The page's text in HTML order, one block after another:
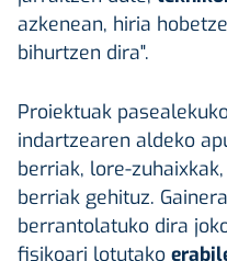
azkenean, hiria
bihurtzen dira".
Proiektuak
indartzearen aldeko
berriak, lore-
berriak gehituz.
berrantolatuko dira
fisikoari lotutako